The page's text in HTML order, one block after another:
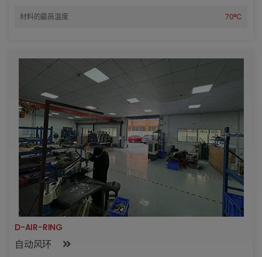
材料的最高温度 70°C
D-AIR-RING
自动风环